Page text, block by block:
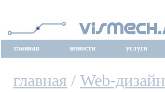
главная новости услуги
главная / Web-дизайн